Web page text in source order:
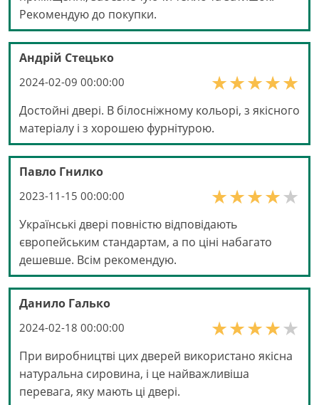
Рекомендую до покупки.
Андрій Стецько
2024-02-09 00:00:00
Достойні двері. В білосніжному кольорі, з якісного
матеріалу і з хорошею фурнітурою.
Павло Гнилко
2023-11-15 00:00:00
Українські двері повністю відповідають
європейським стандартам, а по ціні набагато
дешевше. Всім рекомендую.
Данило Галько
2024-02-18 00:00:00
При виробництві цих дверей використано якісна
натуральна сировина, і це найважливіша
перевага, яку мають ці двері.